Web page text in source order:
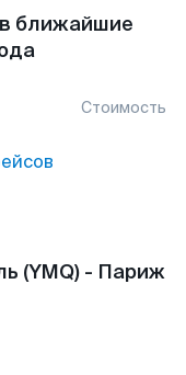
ближайшие
Стоимость
(YMQ) - Париж